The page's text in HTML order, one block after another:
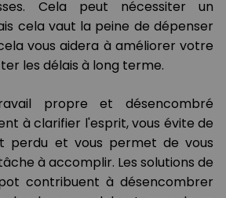
Cela peut nécessiter un
cela vaut la peine de dépenser
vous aidera à améliorer votre
les délais à long terme.
propre et désencombré
à clarifier l'esprit, vous évite de
perdu et vous permet de vous
à accomplir. Les solutions de
contribuent à désencombrer